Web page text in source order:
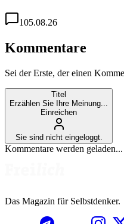
105.08.26
Kommentare
Sei der Erste, der einen
Titel
Erzählen Sie Ihre Meinung...
Einreichen
Sie sind nicht eingeloggt.
Kommentare werden geladen...
Das Magazin für Selbstdenker.